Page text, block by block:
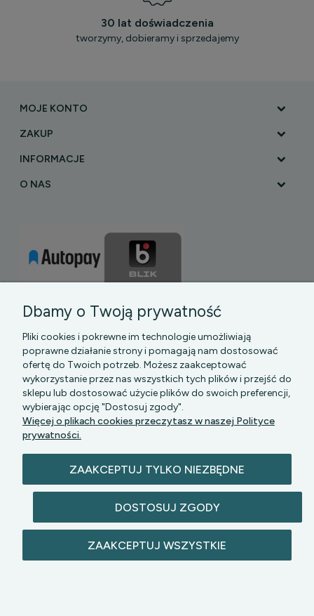
30 lat doświadczenia
tworzymy, dobieramy i sprzedajemy
MOJE KONTO
ZAKUP
INFORMACJE
O NAS
PGK MAZOWSZE SP Z O.O.|| Bartycka 24-210B,
00-716 WARSZAWA, woj. mazowieckie || NIP:
zastrzeżone.
Dbamy o Twoją prywatność
Pliki cookies i pokrewne im technologie umożliwiają
poprawne działanie strony i pomagają nam dostosować
ofertę do Twoich potrzeb. Możesz zaakceptować
wykorzystanie przez nas wszystkich tych plików i przejść do
sklepu lub dostosować użycie plików do swoich preferencji,
wybierając opcję "Dostosuj zgody".
Więcej o plikach cookies przeczytasz w naszej Polityce
prywatności.
ZAAKCEPTUJ TYLKO NIEZBĘDNE
DOSTOSUJ ZGODY
ZAAKCEPTUJ WSZYSTKIE